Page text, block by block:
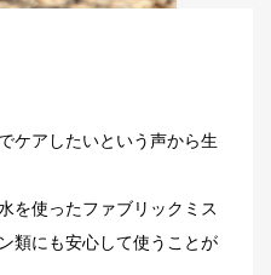
ケアしたいという声から生
を使ったファブリックミス
類にも安心して使うことが